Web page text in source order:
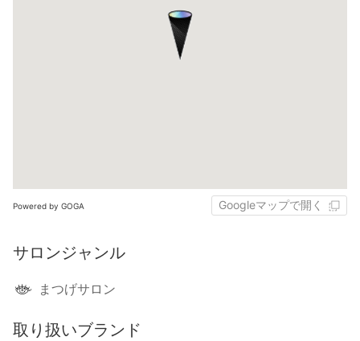
Powered by GOGA Googleマップで開く
サロンジャンル
まつげサロン
取り扱いブランド